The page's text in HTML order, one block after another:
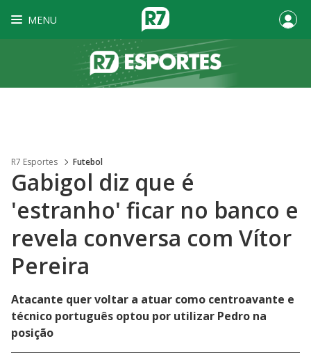
MENU
R7 Esportes Futebol
Gabigol diz que é
'estranho' ficar no banco e
revela conversa com Vítor
Pereira
Atacante quer voltar a atuar como centroavante e
técnico português optou por utilizar Pedro na
posição